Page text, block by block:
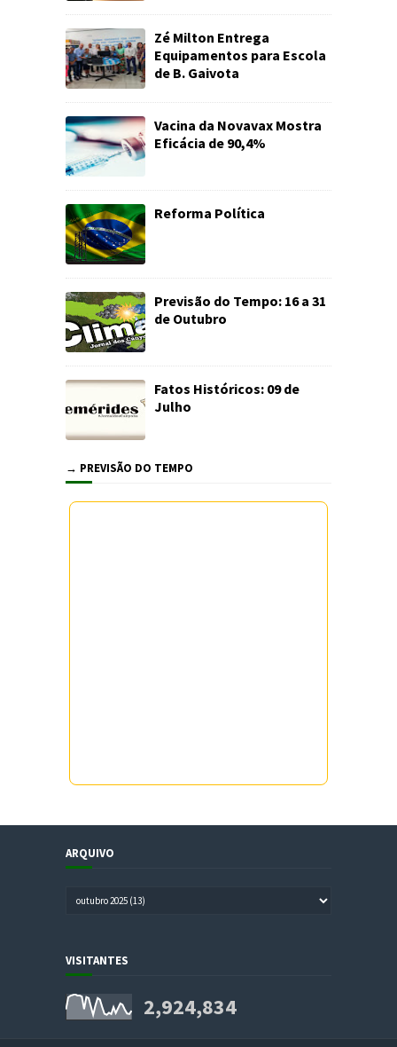
Zé Milton Entrega
Equipamentos para Escola
de B. Gaivota
Vacina da Novavax Mostra
Eficácia de 90,4%
Reforma Política
Previsão do Tempo: 16 a 31
de Outubro
Fatos Históricos: 09 de
Julho
→ PREVISÃO DO TEMPO
ARQUIVO
VISITANTES
2,924,834